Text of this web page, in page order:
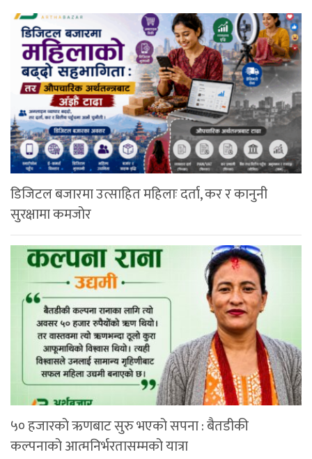
डिजिटल बजारमा उत्साहित महिलाः दर्ता, कर र कानुनी
सुरक्षामा कमजोर
५० हजारको ऋणबाट सुरु भएको सपना : बैतडीकी
कल्पनाको आत्मनिर्भरतासम्मको यात्रा